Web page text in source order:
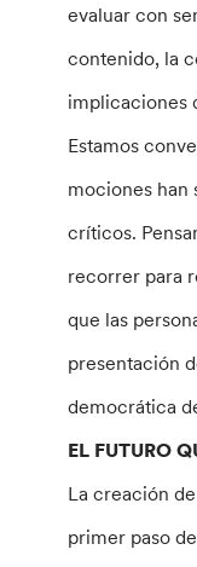
evaluar con
contenido, la
implicaciones
Estamos
mociones han
críticos.
recorrer para
que las
presentación
democrática
EL FUTURO
La creación
primer paso